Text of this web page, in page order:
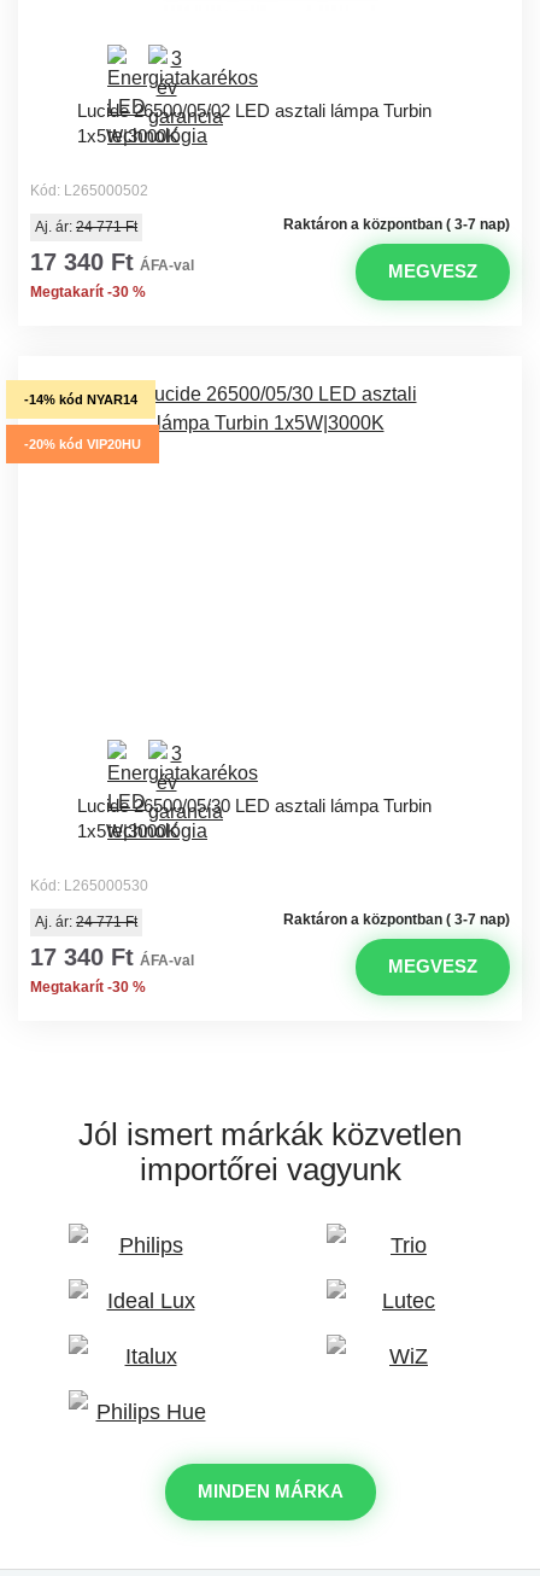
Lucide 26500/05/02 LED asztali lámpa Turbin
1x5W|3000K
Kód: L265000502
Raktáron a központban ( 3-7 nap)
Aj. ár: 24 771 Ft
17 340 Ft ÁFA-val
Megtakarít -30 %
MEGVESZ
-14% kód NYAR14
-20% kód VIP20HU
Lucide 26500/05/30 LED asztali lámpa Turbin
1x5W|3000K
Kód: L265000530
Raktáron a központban ( 3-7 nap)
Aj. ár: 24 771 Ft
17 340 Ft ÁFA-val
Megtakarít -30 %
MEGVESZ
Jól ismert márkák közvetlen
importőrei vagyunk
MINDEN MÁRKA